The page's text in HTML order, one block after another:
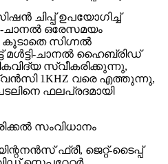
ചിപ്പ് ഉപയോഗിച്ച്
8-ചാനൽ ഒരേസമയം
സിഗ്നൽ
മൾട്ടി-ചാനൽ ഹൈബ്രിഡ്
സ്വീകരിക്കുന്നു,
1KHZ വരെ എത്തുന്നു,
ഫലപ്രദമായി
സംവിധാനം
ഫ്രീ, ജെറ്റ്-ടൈപ്പ്